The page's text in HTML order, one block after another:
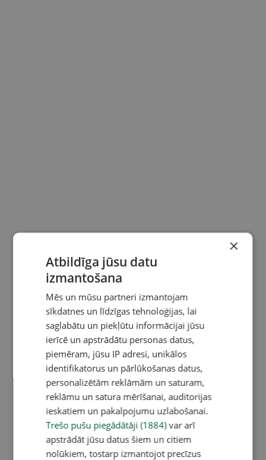
×
Atbildīga jūsu datu
izmantošana
Mēs un mūsu partneri izmantojam
sīkdatnes un līdzīgas tehnoloģijas, lai
saglabātu un piekļūtu informācijai jūsu
ierīcē un apstrādātu personas datus,
piemēram, jūsu IP adresi, unikālos
identifikatorus un pārlūkošanas datus,
personalizētām reklāmām un saturam,
reklāmu un satura mērīšanai, auditorijas
ieskatiem un pakalpojumu uzlabošanai.
Trešo pušu piegādātāji (1884)var arī
apstrādāt jūsu datus šiem un citiem
nolūkiem, tostarp izmantojot precīzus